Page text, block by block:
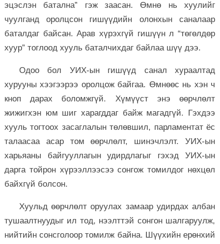
эцэслэн батална” гэж заасан. Өмнө нь хуулийг
чуулганд оролцсон гишүүдийн олонхын саналаар
баталдаг байсан. Арав хүрэхгүй гишүүн л “төгөлдөр
хуур” тоглоод хууль баталчихдаг байлаа шүү дээ.
Одоо бол УИХ-ын гишүүд санал хураалтад
хурууны хээгээрээ оролцож байгаа. Өмнөөс нь хэн ч
кноп дарах боломжгүй. Хүмүүст энэ өөрчлөлт
жижигхэн юм шиг харагддаг байж магадгүй. Гэхдээ
хууль тогтоох засаглалын төлөвшил, парламентат ёс
талаасаа асар том өөрчлөлт, шинэчлэлт. УИХ-ын
харьяаны байгууллагын удирдлагыг гэхэд УИХ-ын
дарга тойрон хүрээллээсээ сонгож томилдог нөхцөл
байхгүй болсон.
Хуульд өөрчлөлт оруулах замаар удирдах албан
тушаалтнуудыг ил тод, нээлттэй сонгон шалгаруулж,
нийтийн сонсголоор томилж байна. Шүүхийн ерөнхий